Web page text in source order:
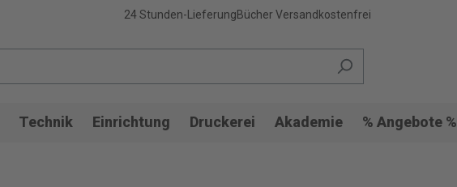
24 Stunden-LieferungBücher Versandkostenfrei
Technik Einrichtung Druckerei Akademie % Angebote %